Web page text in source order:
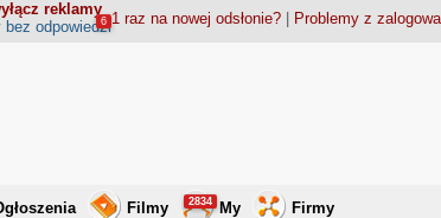
reklamy
1 raz na nowej odsłonie?| Problemy z
bez odpowiedzi
6
Filmy My
2834
Firmy